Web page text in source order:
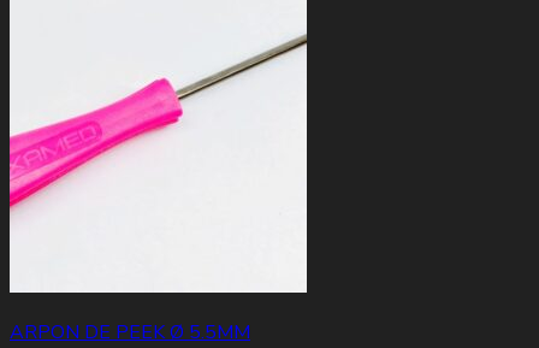
ARPON DE PEEK Ø 5.5MM